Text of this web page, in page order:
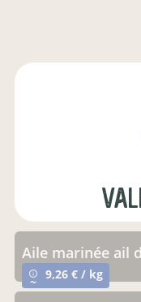
aile marinée ail
info_outline
~ 9,26 € / kg